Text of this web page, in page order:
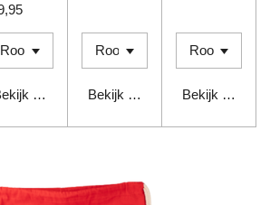
details Bekijk details Bekijk details